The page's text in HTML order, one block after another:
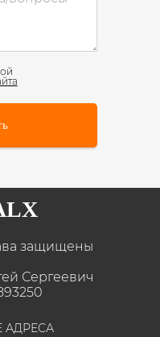
защищены
Сергеевич
АДРЕСА